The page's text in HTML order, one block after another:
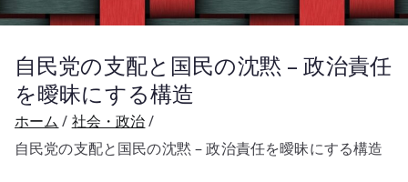
自民党の支配と国民の沈黙 – 政治責任
を曖昧にする構造
ホーム
社会・政治
自民党の支配と国民の沈黙 – 政治責任を曖昧にする構造